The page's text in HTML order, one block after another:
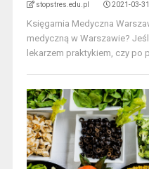
stopstres.edu.pl 2021-03-31
Księgarnia Medyczna
medyczną w Warszawie?
lekarzem praktykiem, czy po